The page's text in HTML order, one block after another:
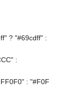
? "#69cdff" :
:
: "#F0F